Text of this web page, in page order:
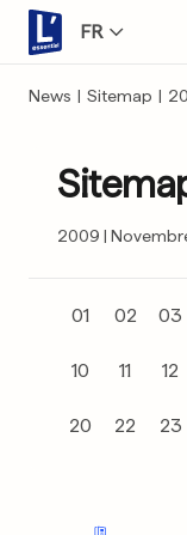
FR
News | Sitemap |
2009
01 02 03
10 11 12
20 22 23